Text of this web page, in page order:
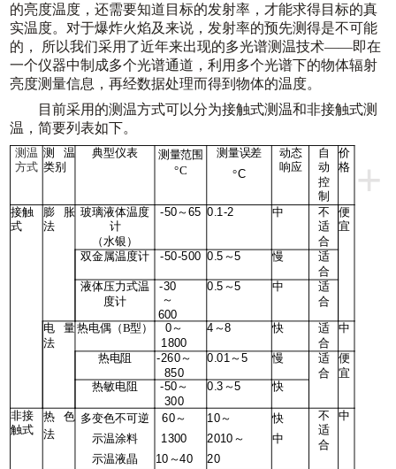
的亮度温度，还需要知道目标的发射率，才能求得目标的真
实温度。对于爆炸火焰及来说，发射率的预先测得是不可能
的，
所以我们采用了近年来出现的多光谱测温技术——即在
一个仪器中制成多个光谱通道，利用多个光谱下的物体辐射
亮度测量信息，再经数据处理而得到物体的温度。
目前采用的测温方式可以分为接触式测温和非接触式测
温，简要列表如下。
+
测温
方式
测温
类别
典型仪表 测量范围
°C
测量误差
°C
动态
响应
自
动
控
制
价
格
接触
式
膨胀
法
玻璃液体温度
计
（水银）
-50～65 0.1-2 中
不
适
合
便
宜
双金属温度计 -50-500 0.5 ～5 慢 适
合
液体压力式温
度计
-30
～
600
0.5 ～5 中 适
合
电量
法
热电偶 （B型） 0～
1800
4 ～8 快
适
合
中
热电阻 -260～
850
0.01 ～5 慢 适
合
便
宜
热敏电阻 -50～
300
0.3 ～5 快
非接
触式
热色
法
多变色不可逆
示温涂料
示温液晶
60～
1300
10 ～40
10～
2010 ～
20
快
中
不
适
合
中